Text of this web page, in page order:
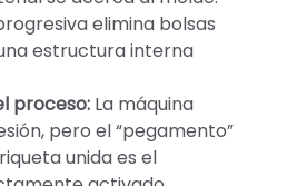
elimina bolsas
estructura interna
proceso: La máquina
pero el “pegamento”
unida es el